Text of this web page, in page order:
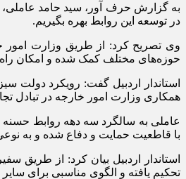
به گزارش حرف آور، سید حامد عاملی،
در توسعه این روابط بهره ‌بگیریم.
حوزه‌های مختلف کمک شده و امکان
استاندار اردبیل گفت: رویکرد دولت
همکاری وزارت امور خارجه در تبادل تجاری ۲ کشور از طریق گمرک اصلاندوز و ورود به بازارهای جهانی بیش از گذشته
با قاطعیت حمایت و دفاع شده و به
استاندار اردبیل بیان کرد: از طریق
تحکیم یافته و الگوی مناسبی برای